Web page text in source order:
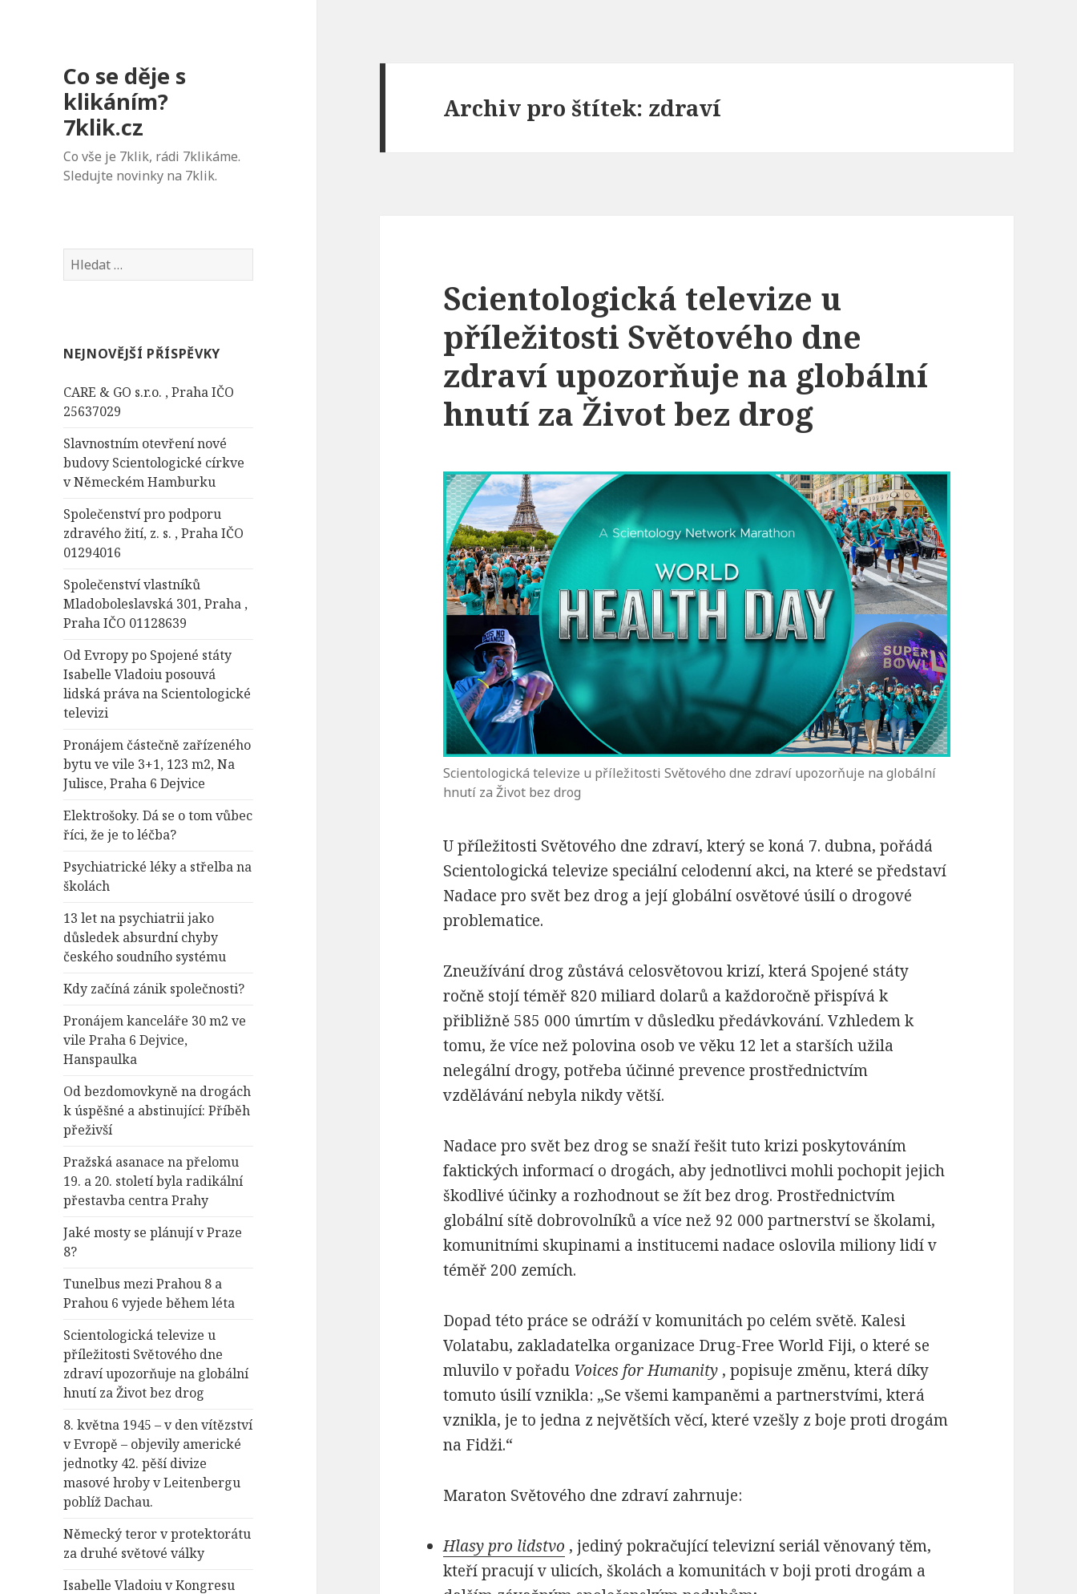
Co se děje s
klikáním?
7klik.cz
Co vše je 7klik, rádi 7klikáme.
Sledujte novinky na 7klik.
V
y
d
v
á
í
NEJNOVĚJŠÍ PŘÍSPĚVKY
CARE & GO s.r.o. , Praha IČO
25637029
Slavnostním otevření nové
budovy Scientologické církve
v Německém Hamburku
Společenství pro podporu
zdravého žití, z. s. , Praha IČO
01294016
Společenství vlastníků
Mladoboleslavská 301, Praha ,
Praha IČO 01128639
Od Evropy po Spojené státy
Isabelle Vladoiu posouvá
lidská práva na Scientologické
televizi
Pronájem částečně zařízeného
bytu ve vile 3+1, 123 m2, Na
Julisce, Praha 6 Dejvice
Elektrošoky. Dá se o tom vůbec
říci, že je to léčba?
Psychiatrické léky a střelba na
školách
13 let na psychiatrii jako
důsledek absurdní chyby
českého soudního systému
Kdy začíná zánik společnosti?
Pronájem kanceláře 30 m2 ve
vile Praha 6 Dejvice,
Hanspaulka
Od bezdomovkyně na drogách
k úspěšné a abstinující: Příběh
přeživší
Pražská asanace na přelomu
19. a 20. století byla radikální
přestavba centra Prahy
Jaké mosty se plánují v Praze
8?
Tunelbus mezi Prahou 8 a
Prahou 6 vyjede během léta
Scientologická televize u
příležitosti Světového dne
zdraví upozorňuje na globální
hnutí za Život bez drog
8. května 1945 – v den vítězství
v Evropě – objevily americké
jednotky 42. pěší divize
masové hroby v Leitenbergu
poblíž Dachau.
Německý teror v protektorátu
za druhé světové války
Isabelle Vladoiu v Kongresu
Archiv pro štítek: zdraví
Scientologická televize u
příležitosti Světového dne
zdraví upozorňuje na globální
hnutí za Život bez drog
Scientologická televize u příležitosti Světového dne zdraví upozorňuje na globální
hnutí za Život bez drog
U příležitosti Světového dne zdraví, který se koná 7. dubna, pořádá
Scientologická televize speciální celodenní akci, na které se představí
Nadace pro svět bez drog a její globální osvětové úsilí o drogové
problematice.
Zneužívání drog zůstává celosvětovou krizí, která Spojené státy
ročně stojí téměř 820 miliard dolarů a každoročně přispívá k
přibližně 585 000 úmrtím v důsledku předávkování. Vzhledem k
tomu, že více než polovina osob ve věku 12 let a starších užila
nelegální drogy, potřeba účinné prevence prostřednictvím
vzdělávání nebyla nikdy větší.
Nadace pro svět bez drog se snaží řešit tuto krizi poskytováním
faktických informací o drogách, aby jednotlivci mohli pochopit jejich
škodlivé účinky a rozhodnout se žít bez drog. Prostřednictvím
globální sítě dobrovolníků a více než 92 000 partnerství se školami,
komunitními skupinami a institucemi nadace oslovila miliony lidí v
téměř 200 zemích.
Dopad této práce se odráží v komunitách po celém světě. Kalesi
Volatabu, zakladatelka organizace Drug-Free World Fiji, o které se
mluvilo v pořadu Voices for Humanity , popisuje změnu, která díky
tomuto úsilí vznikla: „Se všemi kampaněmi a partnerstvími, která
vznikla, je to jedna z největších věcí, které vzešly z boje proti drogám
na Fidži.“
Maraton Světového dne zdraví zahrnuje:
Hlasy pro lidstvo , jediný pokračující televizní seriál věnovaný těm,
kteří pracují v ulicích, školách a komunitách v boji proti drogám a